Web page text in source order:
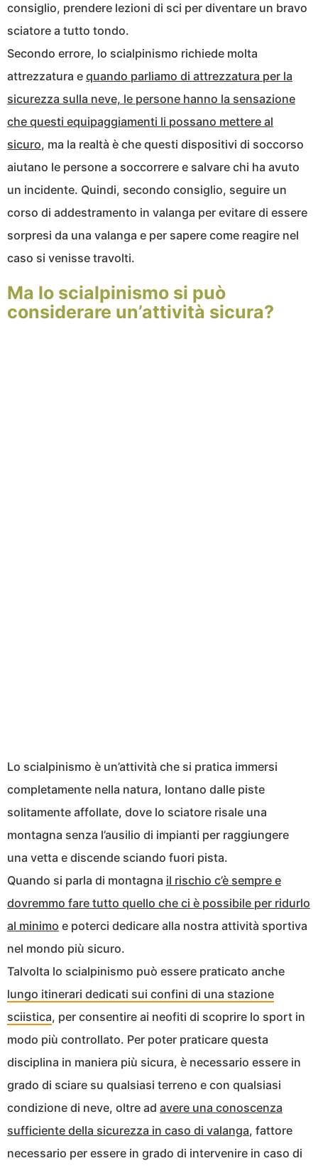
consiglio, prendere lezioni di sci per diventare un bravo
sciatore a tutto tondo.
Secondo errore, lo scialpinismo richiede molta
attrezzatura e quando parliamo di attrezzatura per la
sicurezza sulla neve, le persone hanno la sensazione
che questi equipaggiamenti li possano mettere al
sicuro, ma la realtà è che questi dispositivi di soccorso
aiutano le persone a soccorrere e salvare chi ha avuto
un incidente. Quindi, secondo consiglio, seguire un
corso di addestramento in valanga per evitare di essere
sorpresi da una valanga e per sapere come reagire nel
caso si venisse travolti.
Ma lo scialpinismo si può
considerare un’attività sicura?
Lo scialpinismo è un’attività che si pratica immersi
completamente nella natura, lontano dalle piste
solitamente affollate, dove lo sciatore risale una
montagna senza l’ausilio di impianti per raggiungere
una vetta e discende sciando fuori pista.
Quando si parla di montagna il rischio c’è sempre e
dovremmo fare tutto quello che ci è possibile per ridurlo
al minimo e poterci dedicare alla nostra attività sportiva
nel mondo più sicuro.
Talvolta lo scialpinismo può essere praticato anche
lungo itinerari dedicati sui confini di una stazione
sciistica, per consentire ai neofiti di scoprire lo sport in
modo più controllato. Per poter praticare questa
disciplina in maniera più sicura, è necessario essere in
grado di sciare su qualsiasi terreno e con qualsiasi
condizione di neve, oltre ad avere una conoscenza
sufficiente della sicurezza in caso di valanga, fattore
necessario per essere in grado di intervenire in caso di